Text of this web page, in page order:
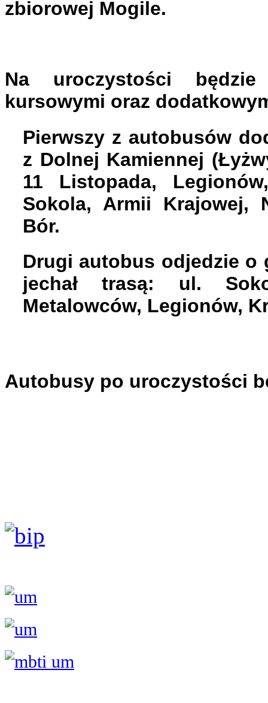
zbiorowej Mogile.
Na uroczystości
kursowymi oraz
Pierwszy z autobusów
z Dolnej Kamiennej
11 Listopada,
Sokola, Armii Krajowej,
Bór.
Drugi autobus odjedzie o
jechał trasą: ul.
Metalowców, Legionów,
Autobusy po uroczystości